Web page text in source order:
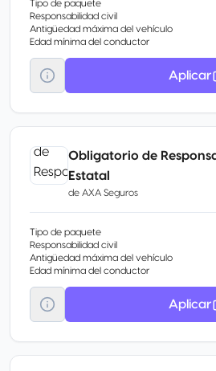
Tipo de paquete
Responsabilidad civil
Antigüedad máxima del vehículo
Edad mínima del conductor
Aplicar
Obligatorio de
Estatal
de AXA Seguros
Tipo de paquete
Responsabilidad civil
Antigüedad máxima del vehículo
Edad mínima del conductor
Aplicar